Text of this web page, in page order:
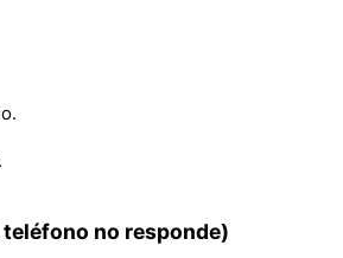
no responde)